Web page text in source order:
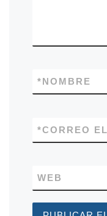
NOMBRE
*
CORREO
*
WEB